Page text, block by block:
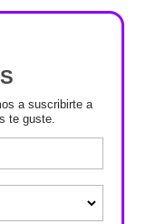
a suscribirte a
te guste.